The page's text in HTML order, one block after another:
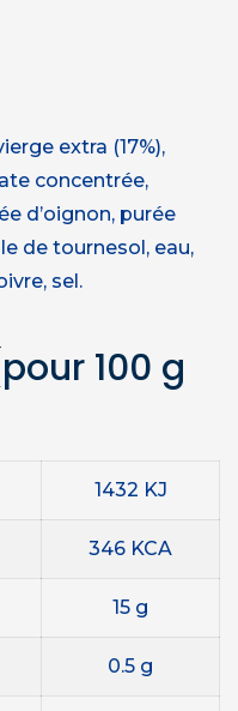
extra (17%),
concentrée,
d’oignon, purée
de tournesol, eau,
sel.
100 g
1432 KJ
346 KCA
15 g
0.5 g